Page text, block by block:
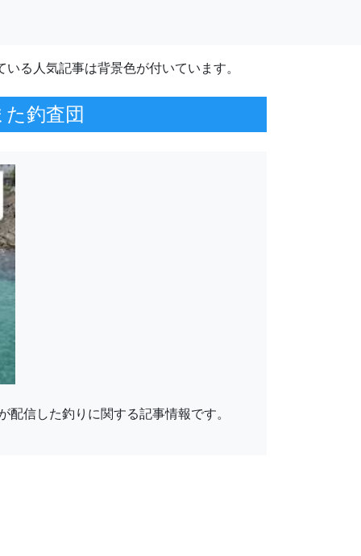
る人気記事は背景色が付いています。
釣査団
信した釣りに関する記事情報です。